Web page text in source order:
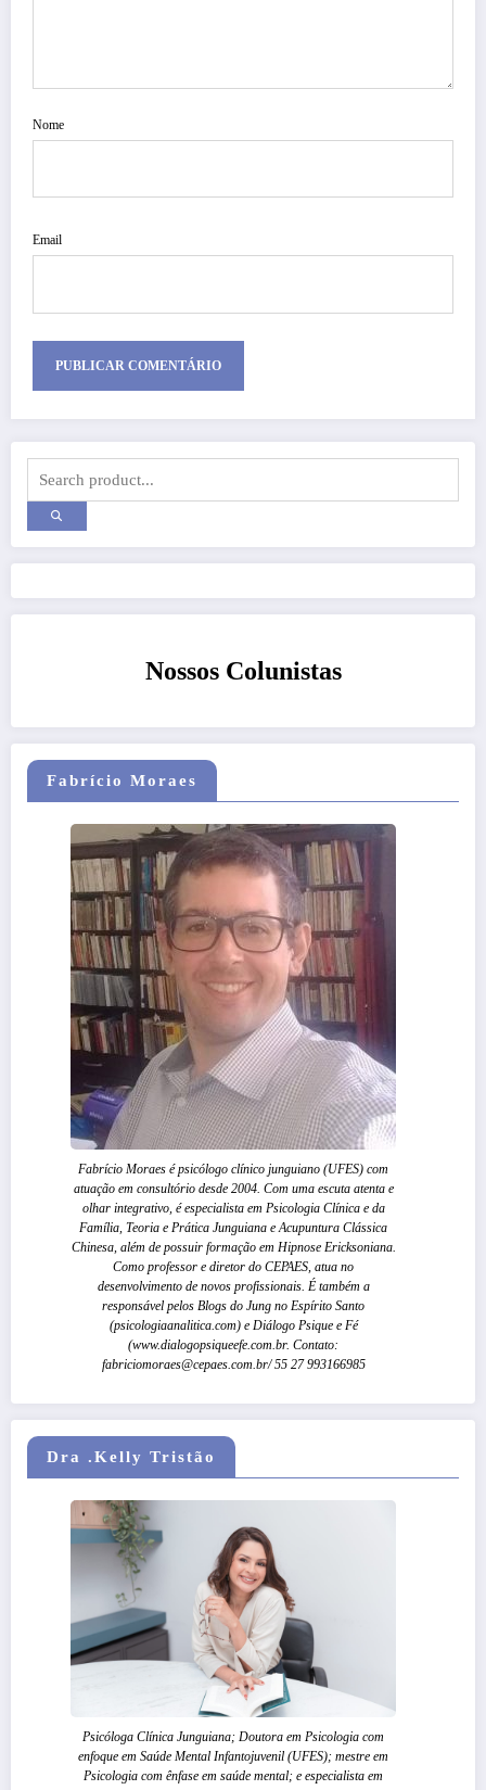
Nome
Email
Nossos Colunistas
Fabrício Moraes
Fabrício Moraes é psicólogo clínico junguiano (UFES) com
atuação em consultório desde 2004. Com uma escuta atenta e
olhar integrativo, é especialista em Psicologia Clínica e da
Família, Teoria e Prática Junguiana e Acupuntura Clássica
Chinesa, além de possuir formação em Hipnose Ericksoniana.
Como professor e diretor do CEPAES, atua no
desenvolvimento de novos profissionais. É também a
responsável pelos Blogs do Jung no Espírito Santo
(psicologiaanalitica.com) e Diálogo Psique e Fé
(www.dialogopsiqueefe.com.br. Contato:
fabriciomoraes@cepaes.com.br/ 55 27 993166985
Dra .Kelly Tristão
Psicóloga Clínica Junguiana; Doutora em Psicologia com
enfoque em Saúde Mental Infantojuvenil (UFES); mestre em
Psicologia com ênfase em saúde mental; e especialista em